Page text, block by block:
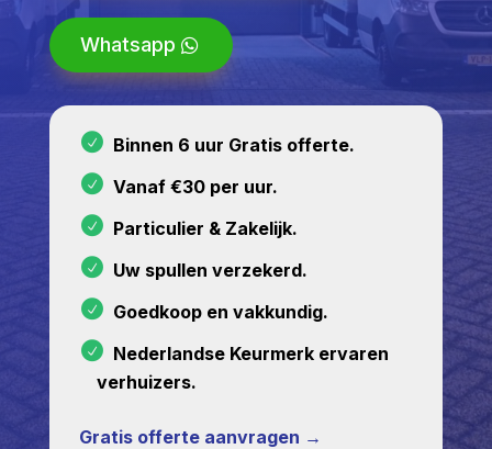
Whatsapp
Binnen 6 uur Gratis offerte.
Vanaf €30 per uur.
Particulier & Zakelijk.
Uw spullen verzekerd.
Goedkoop en vakkundig.
Nederlandse Keurmerk ervaren
verhuizers.
Gratis offerte aanvragen →